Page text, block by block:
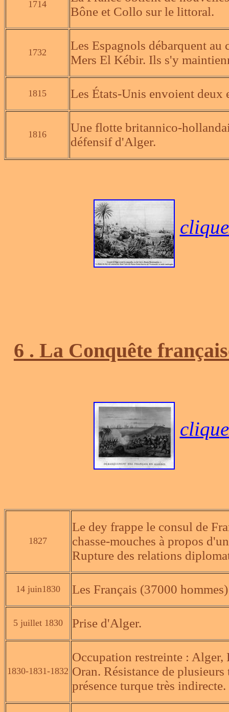
1714
Bône et Collo sur le littoral.
1732
Les Espagnols débarquent au
Mers El Kébir. Ils s'y
1815 Les États-Unis envoient deux
1816
Une flotte britannico-
défensif d'Alger.
6 . La Conquête
1827
Le dey frappe le consul de
chasse-mouches à propos
Rupture des relations
14 juin1830 Les Français (37000
5 juillet 1830 Prise d'Alger.
1830-1831-1832
Occupation restreinte :
Oran. Résistance de
présence turque très indirecte.